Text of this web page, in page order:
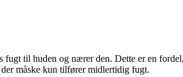
til huden og nærer den. Dette er en
måske kun tilfører midlertidig fugt.